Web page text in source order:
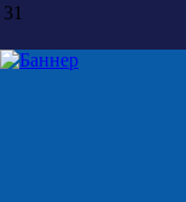
31